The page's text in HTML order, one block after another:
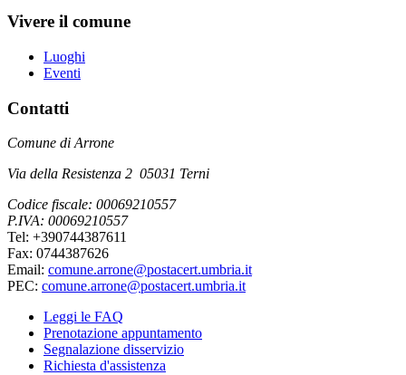
Vivere il comune
Luoghi
Eventi
Contatti
Comune di Arrone
Via della Resistenza 2 05031 Terni
Codice fiscale: 00069210557
P.IVA: 00069210557
Tel: +390744387611
Fax: 0744387626
Email: comune.arrone@postacert.umbria.it
PEC: comune.arrone@postacert.umbria.it
Leggi le FAQ
Prenotazione appuntamento
Segnalazione disservizio
Richiesta d'assistenza